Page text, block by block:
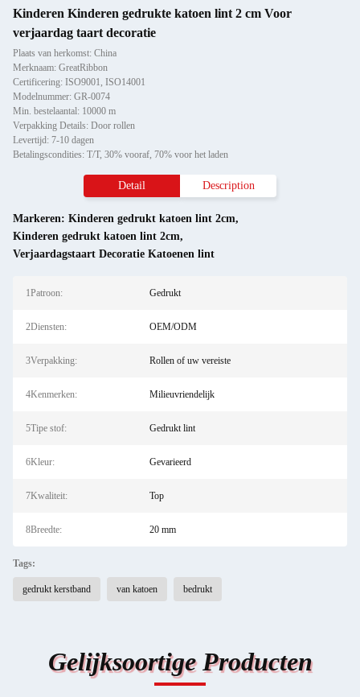
Kinderen Kinderen gedrukte katoen lint 2 cm Voor
verjaardag taart decoratie
Plaats van herkomst: China
Merknaam: GreatRibbon
Certificering: ISO9001, ISO14001
Modelnummer: GR-0074
Min. bestelaantal: 10000 m
Verpakking Details: Door rollen
Levertijd: 7-10 dagen
Betalingscondities: T/T, 30% vooraf, 70% voor het laden
Detail Description
Markeren: Kinderen gedrukt katoen lint 2cm,
Kinderen gedrukt katoen lint 2cm,
Verjaardagstaart Decoratie Katoenen lint
1Patroon: Gedrukt
2Diensten: OEM/ODM
3Verpakking: Rollen of uw vereiste
4Kenmerken: Milieuvriendelijk
5Tipe stof: Gedrukt lint
6Kleur: Gevarieerd
7Kwaliteit: Top
8Breedte: 20 mm
Tags:
gedrukt kerstband van katoen bedrukt
Gelijksoortige Producten